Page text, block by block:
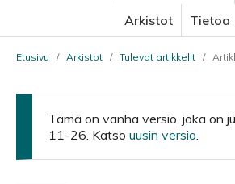
Arkistot
Tietoa
Etusivu / Arkistot / Tulevat artikkelit /
Tämä on vanha versio, joka on
11-26. Katso uusin versio.